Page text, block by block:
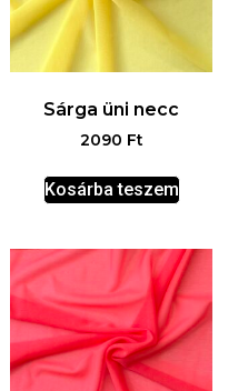
Sárga üni necc
2090 Ft
Kosárba teszem